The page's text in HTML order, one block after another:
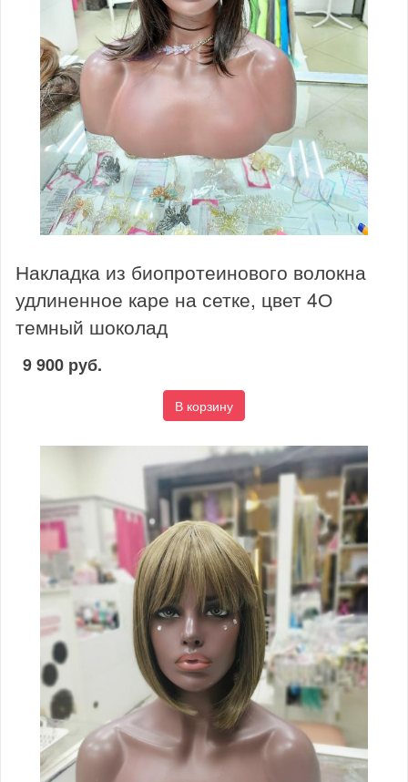
Накладка из биопротеинового волокна
удлиненное каре на сетке, цвет 4О
темный шоколад
9 900 руб.
В корзину